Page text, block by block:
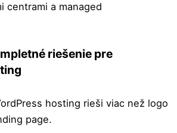
centrami a managed
riešenie pre
hosting rieši viac než logo
page.